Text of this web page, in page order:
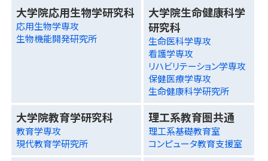
大学院応用生物学研究科
応用生物学専攻
生物機能開発研究所
大学院生命健康科学
研究科
生命医科学専攻
看護学専攻
リハビリテーション学専攻
保健医療学専攻
生命健康科学研究所
大学院教育学研究科
教育学専攻
現代教育学研究所
理工系教育圏共通
理工系基礎教育室
コンピュータ教育支援室